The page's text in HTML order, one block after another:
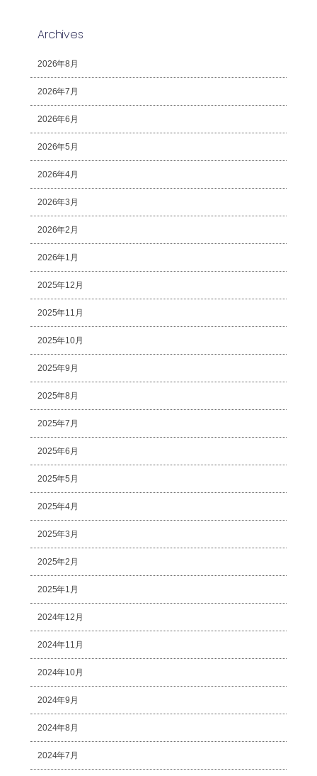
Archives
2026年8月
2026年7月
2026年6月
2026年5月
2026年4月
2026年3月
2026年2月
2026年1月
2025年12月
2025年11月
2025年10月
2025年9月
2025年8月
2025年7月
2025年6月
2025年5月
2025年4月
2025年3月
2025年2月
2025年1月
2024年12月
2024年11月
2024年10月
2024年9月
2024年8月
2024年7月